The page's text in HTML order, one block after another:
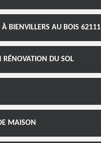
À BIENVILLERS AU BOIS 62111
RÉNOVATION DU SOL
MAISON